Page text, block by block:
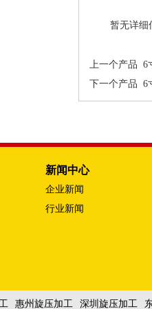
暂无详细
上一个产品 6
下一个产品 6
新闻中心
企业新闻
行业新闻
惠州旋压加工 深圳旋压加工